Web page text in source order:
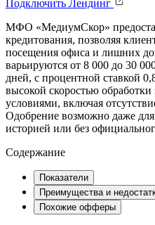
Подключить Лендинг
МФО «МедиумСкор»
кредитования, позволяя
посещения офиса и лишних
варьируются от 8 000 до 30
дней, с процентной ставкой
высокой скоростью
условиями, включая
Одобрение возможно даже
историей или без
Содержание
Показатели
Преимущества и
Похожие офферы